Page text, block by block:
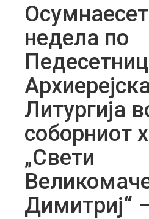
недела по
Литургија
соборниот
„Свети
Димитриј“